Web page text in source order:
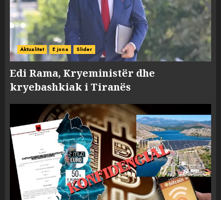
Aktualitet E jona Slider
Edi Rama, Kryeministër dhe
kryebashkiak i Tiranës